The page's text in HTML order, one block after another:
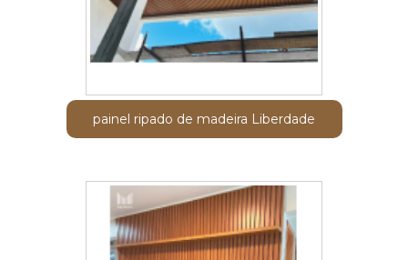
painel ripado de madeira Liberdade